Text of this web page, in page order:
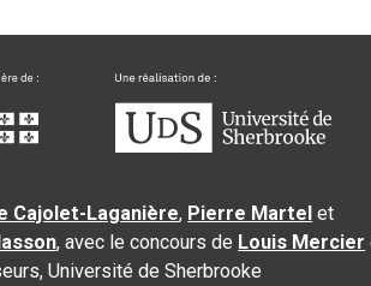
Cajolet-Laganière, Pierre Martel et
, avec le concours de Louis Mercier
Université de Sherbrooke